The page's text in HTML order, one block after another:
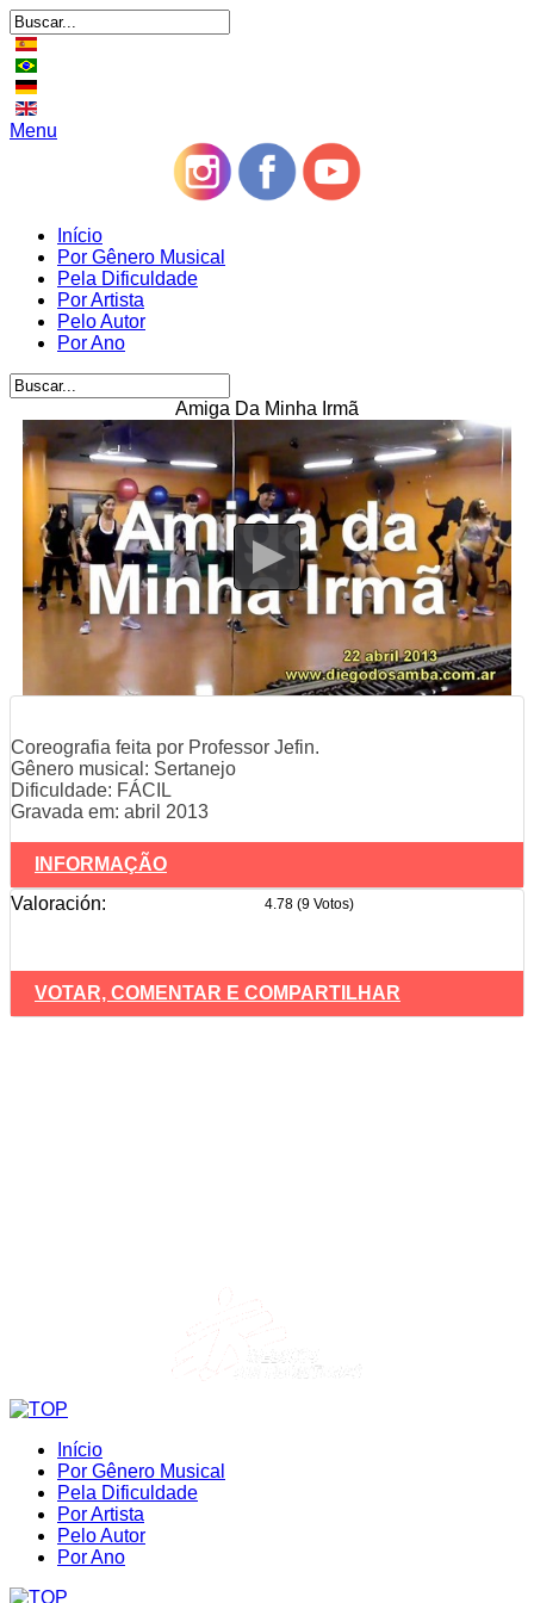
Menu
Início
Por Gênero Musical
Pela Dificuldade
Por Artista
Pelo Autor
Por Ano
Amiga Da Minha Irmã
Coreografia feita por Professor Jefin.
Gênero musical: Sertanejo
Dificuldade: FÁCIL
Gravada em: abril 2013
INFORMAÇÃO
Valoración:
4.78 (9 Votos)
VOTAR, COMENTAR E COMPARTILHAR
Início
Por Gênero Musical
Pela Dificuldade
Por Artista
Pelo Autor
Por Ano